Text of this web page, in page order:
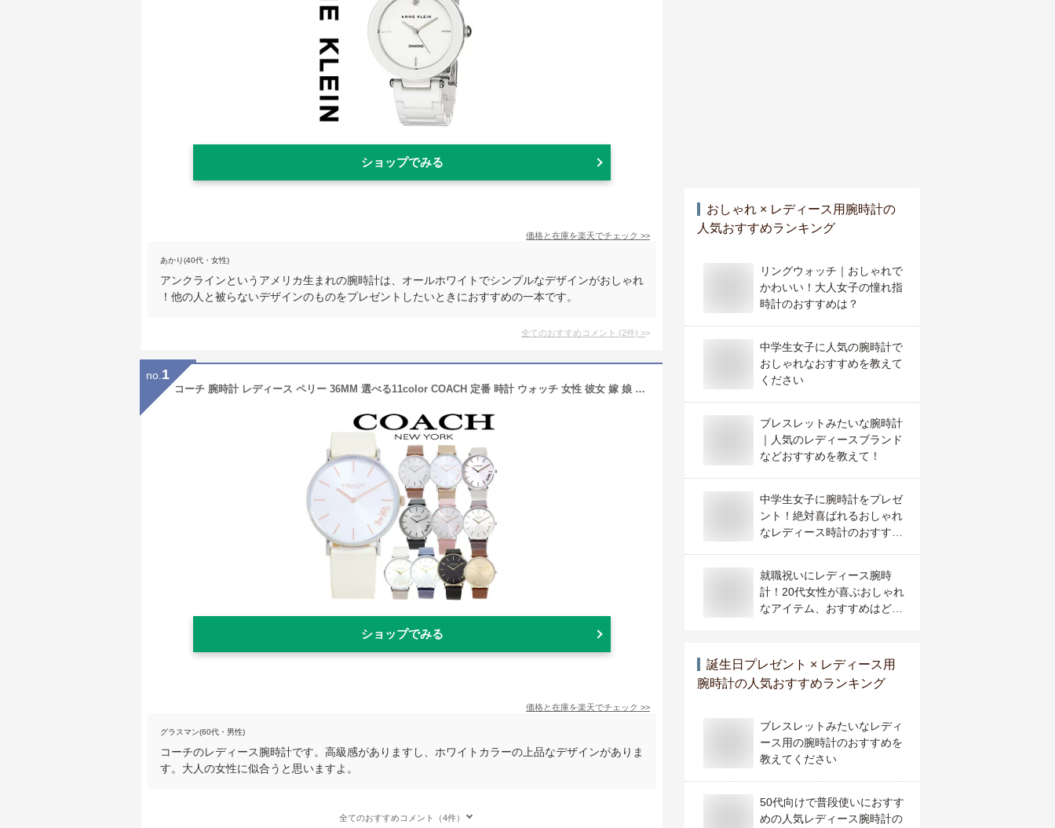
ショップでみる
価格と在庫を楽天でチェック >>
あかり(40代・女性)
アンクラインというアメリカ生まれの腕時計は、オールホワイトでシンプルなデザインがおしゃれ
！他の人と被らないデザインのものをプレゼントしたいときにおすすめの一本です。
全てのおすすめコメント (2件) >
no. 1
コーチ 腕時計 レディース ペリー 36MM 選べる11color COACH 定番 時計 ウォッチ 女性 彼女 嫁 娘 お母さん 誕生日 プレゼント クリスマス ホワイトデー ギフト 送料無料 革ベルト シンプル 馬車
ショップでみる
価格と在庫を楽天でチェック >>
グラスマン(60代・男性)
コーチのレディース腕時計です。高級感がありますし、ホワイトカラーの上品なデザインがありま
す。大人の女性に似合うと思いますよ。
全てのおすすめコメント（4件）
おしゃれ × レディース用腕時計の
人気おすすめランキング
リングウォッチ｜おしゃれで
かわいい！大人女子の憧れ指
時計のおすすめは？
中学生女子に人気の腕時計で
おしゃれなおすすめを教えて
ください
ブレスレットみたいな腕時計
｜人気のレディースブランド
などおすすめを教えて！
中学生女子に腕時計をプレゼ
ント！絶対喜ばれるおしゃれ
なレディース時計のおすすめ
就職祝いにレディース腕時
計！20代女性が喜ぶおしゃれ
なアイテム、おすすめはど
誕生日プレゼント × レディース用
腕時計の人気おすすめランキング
ブレスレットみたいなレディ
ース用の腕時計のおすすめを
教えてください
50代向けで普段使いにおすす
めの人気レディース腕時計の